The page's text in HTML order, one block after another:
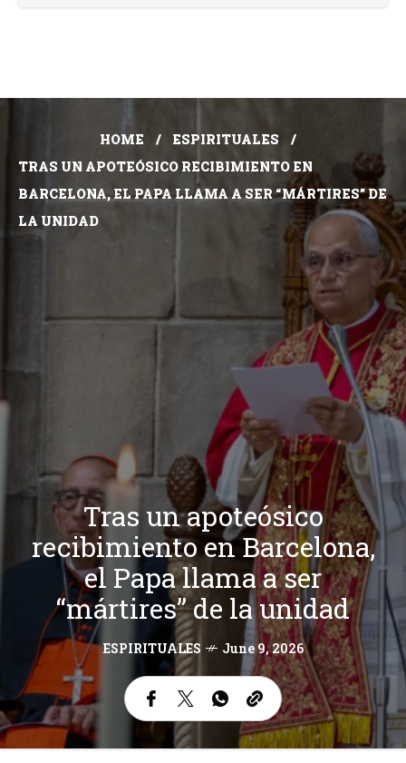
HOME
ESPIRITUALES
TRAS UN APOTEÓSICO RECIBIMIENTO EN
BARCELONA, EL PAPA LLAMA A SER “MÁRTIRES” DE
LA UNIDAD
Tras un apoteósico
recibimiento en Barcelona,
el Papa llama a ser
“mártires” de la unidad
ESPIRITUALES June 9, 2026